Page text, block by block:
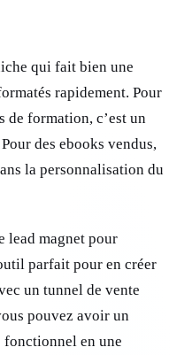
qui fait bien une
rapidement. Pour
de formation, c’est un
des ebooks vendus,
la personnalisation du
lead magnet pour
parfait pour en créer
un tunnel de vente
pouvez avoir un
fonctionnel en une